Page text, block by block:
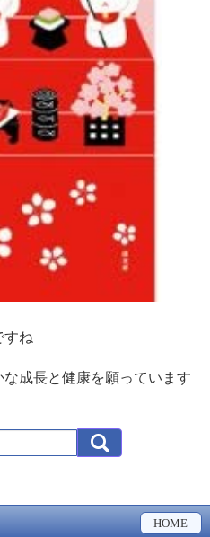
すね
成長と健康を願っています
HOME